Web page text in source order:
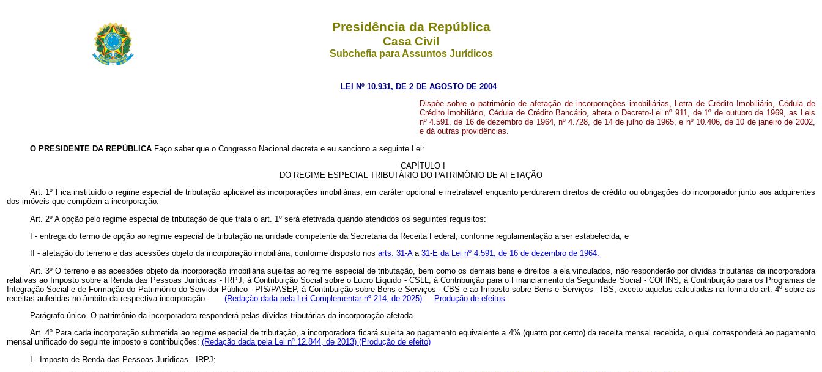
Presidência da República
Casa Civil
Subchefia para Assuntos Jurídicos
LEI Nº 10.931, DE 2 DE AGOSTO DE 2004
Dispõe sobre o patrimônio de afetação de incorporações imobiliárias, Letra de Crédito Imobiliário, Cédula de
Crédito Imobiliário, Cédula de Crédito Bancário, altera o Decreto-Lei nº 911, de 1º de outubro de 1969, as Leis
nº 4.591, de 16 de dezembro de 1964, nº 4.728, de 14 de julho de 1965, e nº 10.406, de 10 de janeiro de 2002,
e dá outras providências.
O PRESIDENTE DA REPÚBLICA Faço saber que o Congresso Nacional decreta e eu sanciono a seguinte Lei:
CAPÍTULO I
DO REGIME ESPECIAL TRIBUTÁRIO DO PATRIMÔNIO DE AFETAÇÃO
Art. 1º Fica instituído o regime especial de tributação aplicável às incorporações imobiliárias, em caráter opcional e irretratável enquanto perdurarem direitos de crédito ou obrigações do incorporador junto aos adquirentes
dos imóveis que compõem a incorporação.
Art. 2º A opção pelo regime especial de tributação de que trata o art. 1º será efetivada quando atendidos os seguintes requisitos:
I - entrega do termo de opção ao regime especial de tributação na unidade competente da Secretaria da Receita Federal, conforme regulamentação a ser estabelecida; e
II - afetação do terreno e das acessões objeto da incorporação imobiliária, conforme disposto nos arts. 31-A a 31-E da Lei nº 4.591, de 16 de dezembro de 1964.
Art. 3º O terreno e as acessões objeto da incorporação imobiliária sujeitas ao regime especial de tributação, bem como os demais bens e direitos a ela vinculados, não responderão por dívidas tributárias da incorporadora
relativas ao Imposto sobre a Renda das Pessoas Jurídicas - IRPJ, à Contribuição Social sobre o Lucro Líquido - CSLL, à Contribuição para o Financiamento da Seguridade Social - COFINS, à Contribuição para os Programas de
Integração Social e de Formação do Patrimônio do Servidor Público - PIS/PASEP, à Contribuição sobre Bens e Serviços - CBS e ao Imposto sobre Bens e Serviços - IBS, exceto aquelas calculadas na forma do art. 4º sobre as
receitas auferidas no âmbito da respectiva incorporação. (Redação dada pela Lei Complementar nº 214, de 2025)
Produção de efeitos
Parágrafo único. O patrimônio da incorporadora responderá pelas dívidas tributárias da incorporação afetada.
Art. 4º Para cada incorporação submetida ao regime especial de tributação, a incorporadora ficará sujeita ao pagamento equivalente a 4% (quatro por cento) da receita mensal recebida, o qual corresponderá ao pagamento
mensal unificado do seguinte imposto e contribuições: (Redação dada pela Lei nº 12.844, de 2013) (Produção de efeito)
I - Imposto de Renda das Pessoas Jurídicas - IRPJ;